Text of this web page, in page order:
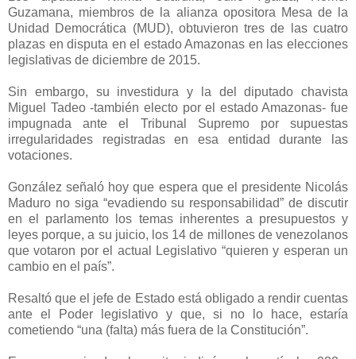
Guzamana, miembros de la alianza opositora Mesa de la
Unidad Democrática (MUD), obtuvieron tres de las cuatro
plazas en disputa en el estado Amazonas en las elecciones
legislativas de diciembre de 2015.
Sin embargo, su investidura y la del diputado chavista
Miguel Tadeo -también electo por el estado Amazonas- fue
impugnada ante el Tribunal Supremo por supuestas
irregularidades registradas en esa entidad durante las
votaciones.
González señaló hoy que espera que el presidente Nicolás
Maduro no siga “evadiendo su responsabilidad” de discutir
en el parlamento los temas inherentes a presupuestos y
leyes porque, a su juicio, los 14 de millones de venezolanos
que votaron por el actual Legislativo “quieren y esperan un
cambio en el país”.
Resaltó que el jefe de Estado está obligado a rendir cuentas
ante el Poder legislativo y que, si no lo hace, estaría
cometiendo “una (falta) más fuera de la Constitución”.